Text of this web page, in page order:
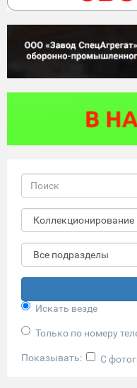
Искать везде
Только по номеру
Показывать: С